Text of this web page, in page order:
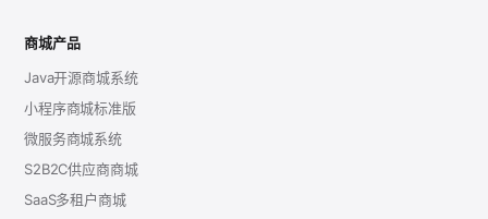
商城产品
Java开源商城系统
小程序商城标准版
微服务商城系统
S2B2C供应商商城
SaaS多租户商城